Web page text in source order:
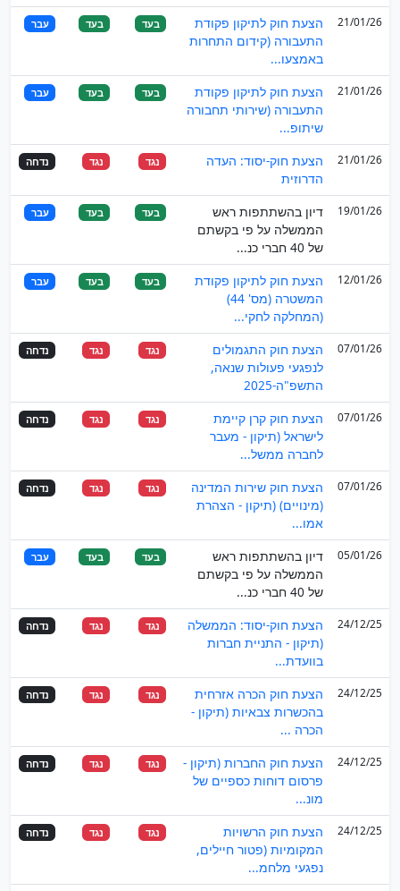
21/01/26
הצעת חוק לתיקון פקודת
התעבורה (קידום התחרות
באמצעו...
בעד בעד עבר
21/01/26
הצעת חוק לתיקון פקודת
התעבורה (שירותי תחבורה
שיתופ...
בעד בעד עבר
21/01/26
הצעת חוק-יסוד: העדה
הדרוזית
נגד נגד נדחה
19/01/26
דיון בהשתתפות ראש
הממשלה על פי בקשתם
של 40 חברי כנ...
בעד בעד עבר
12/01/26
הצעת חוק לתיקון פקודת
המשטרה (מס' 44)
(המחלקה לחקי...
בעד בעד עבר
07/01/26
הצעת חוק התגמולים
לנפגעי פעולות שנאה,
התשפ"ה-2025
נגד נגד נדחה
07/01/26
הצעת חוק קרן קיימת
לישראל (תיקון - מעבר
לחברה ממשל...
נגד נגד נדחה
07/01/26
הצעת חוק שירות המדינה
(מינויים) (תיקון - הצהרת
אמו...
נגד נגד נדחה
05/01/26
דיון בהשתתפות ראש
הממשלה על פי בקשתם
של 40 חברי כנ...
בעד בעד עבר
24/12/25
הצעת חוק-יסוד: הממשלה
(תיקון - התניית חברות
בוועדת...
נגד נגד נדחה
24/12/25
הצעת חוק הכרה אזרחית
בהכשרות צבאיות (תיקון -
הכרה ...
נגד נגד נדחה
24/12/25
הצעת חוק החברות (תיקון -
פרסום דוחות כספיים של
מונ...
נגד נגד נדחה
24/12/25
הצעת חוק הרשויות
המקומיות (פטור חיילים,
נפגעי מלחמ...
נגד נגד נדחה